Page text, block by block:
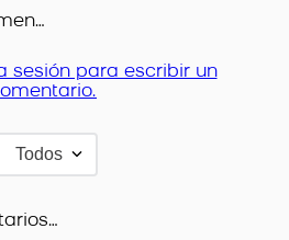
sesión para escribir un
Todos